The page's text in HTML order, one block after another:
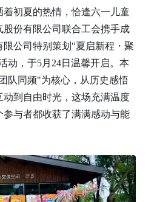
着初夏的热情，恰逢六一儿童
份有限公司联合工会携手成
公司特别策划"夏启新程・聚
动，于5月24日温馨开启。本
队同频"为核心，从历史感悟
到自由时光，这场充满温度
与者都收获了满满感动与能